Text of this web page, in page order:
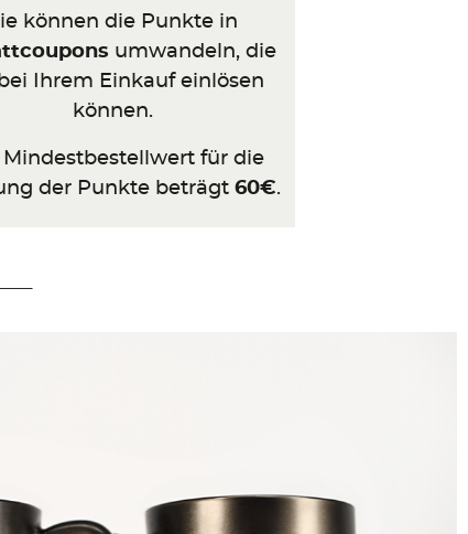
können die Punkte in
umwandeln, die
Ihrem Einkauf einlösen
können.
Mindestbestellwert für die
der Punkte beträgt 60€.